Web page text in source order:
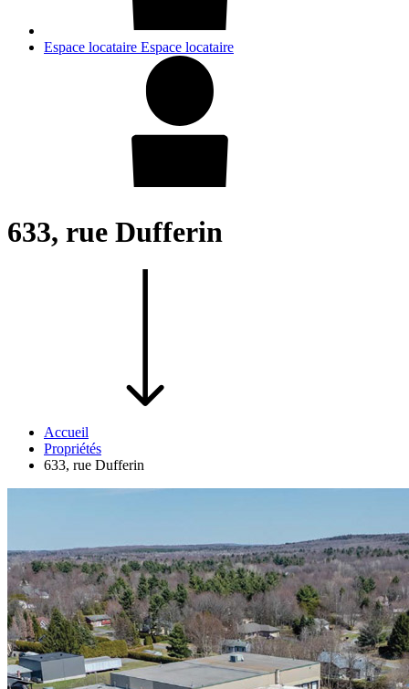
Espace locataire Espace locataire
633, rue Dufferin
Accueil
Propriétés
633, rue Dufferin